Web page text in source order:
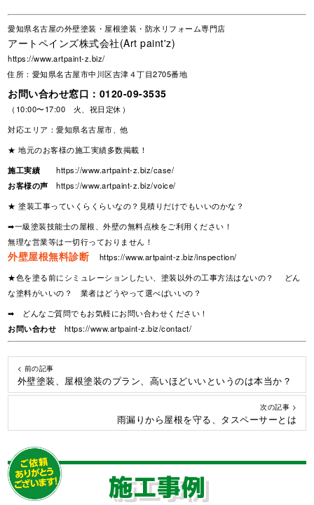
愛知県名古屋の外壁塗装・屋根塗装・防水リフォーム専門店
アートペインズ株式会社(Art paint'z)
https://www.artpaint-z.biz/
住所：愛知県名古屋市中川区吉津４丁目2705番地
お問い合わせ窓口： 0120-09-3535
（10:00〜17:00 火、祝日定休）
対応エリア：愛知県名古屋市、他
★ 地元のお客様の施工実績多数掲載！
施工実績
https://www.artpaint-z.biz/case/
お客様の声
https://www.artpaint-z.biz/voice/
★ 塗装工事っていくらくらいなの？見積りだけでもいいのかな？
➡一級塗装技能士の屋根、外壁の無料点検をご利用ください！
無理な営業等は一切行っておりません！
外壁屋根無料診断
https://www.artpaint-z.biz/inspection/
★色を塗る前にシミュレーションしたい、塗装以外の工事方法はないの？ どん
な塗料がいいの？ 業者はどうやって選べばいいの？
➡ どんなご質問でもお気軽にお問い合わせください！
お問い合わせ
https://www.artpaint-z.biz/contact/
< 前の記事
外壁塗装、屋根塗装のプラン、高いほどいいというのは本当か？
次の記事 >
雨漏りから屋根を守る、タスペーサーとは
施工事例